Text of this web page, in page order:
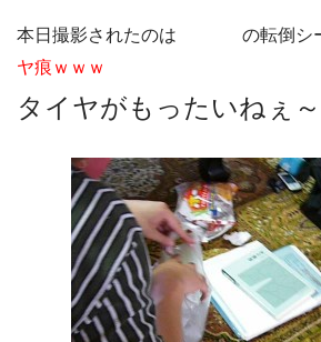
本日撮影されたのは の転倒
ヤ痕ｗｗｗ
タイヤがもったいねぇ